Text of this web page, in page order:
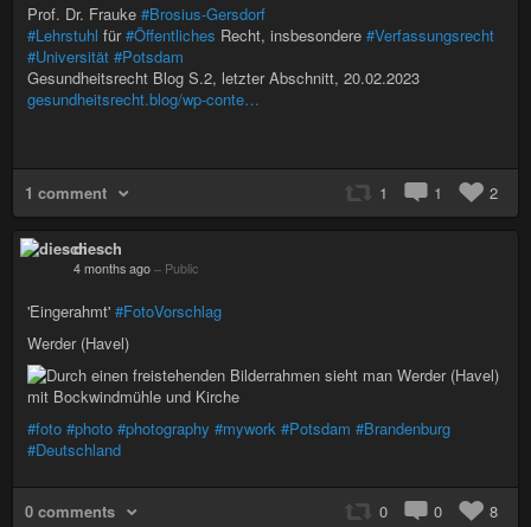
Prof. Dr. Frauke #Brosius-Gersdorf
#Lehrstuhl für#Öffentliches Recht, insbesondere #Verfassungsrecht
#Universität #Potsdam
Gesundheitsrecht Blog S.2, letzter Abschnitt, 20.02.2023
gesundheitsrecht.blog/wp-conte…
1 comment 1 1 2
diesch
4 months ago – Public
'Eingerahmt' #FotoVorschlag
Werder (Havel)
#foto #photo #photography #mywork #Potsdam #Brandenburg
#Deutschland
0 comments 0 0 8